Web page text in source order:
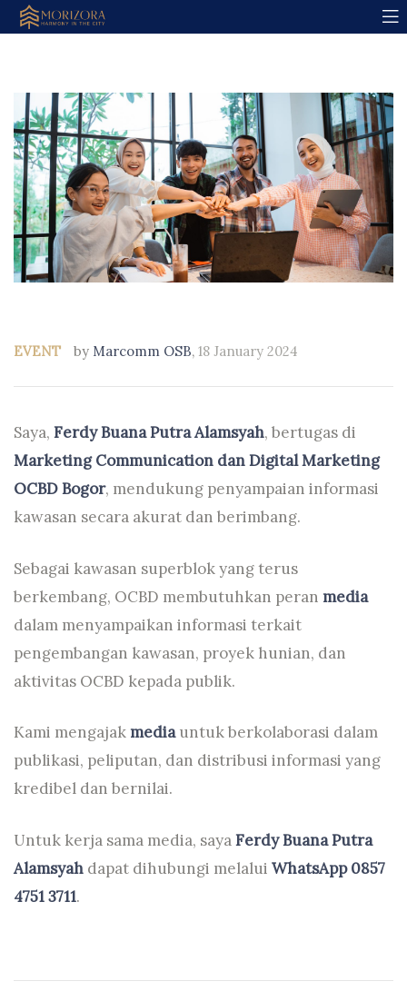
EVENT by Marcomm OSB, 18 January 2024
Saya, Ferdy Buana Putra Alamsyah, bertugas di
Marketing Communication dan Digital Marketing
OCBD Bogor, mendukung penyampaian informasi
kawasan secara akurat dan berimbang.
Sebagai kawasan superblok yang terus
berkembang, OCBD membutuhkan peran media
dalam menyampaikan informasi terkait
pengembangan kawasan, proyek hunian, dan
aktivitas OCBD kepada publik.
Kami mengajak mediauntuk berkolaborasi dalam
publikasi, peliputan, dan distribusi informasi yang
kredibel dan bernilai.
Untuk kerja sama media, sayaFerdy Buana Putra
Alamsyah dapat dihubungi melalui WhatsApp 0857
4751 3711.